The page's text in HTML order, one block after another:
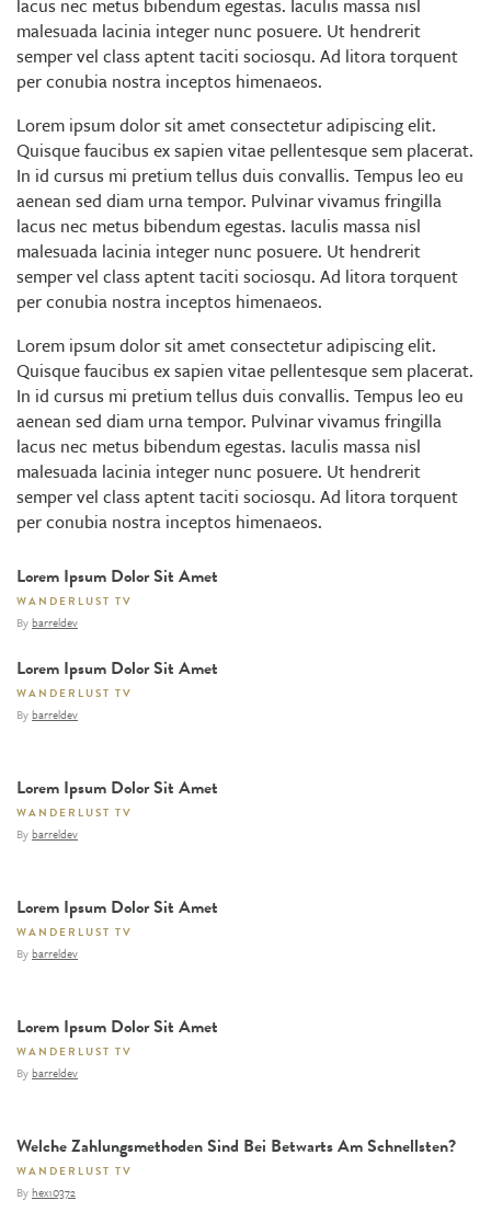
lacus nec metus bibendum egestas. Iaculis massa nisl
malesuada lacinia integer nunc posuere. Ut hendrerit
semper vel class aptent taciti sociosqu. Ad litora torquent
per conubia nostra inceptos himenaeos.
Lorem ipsum dolor sit amet consectetur adipiscing elit.
Quisque faucibus ex sapien vitae pellentesque sem placerat.
In id cursus mi pretium tellus duis convallis. Tempus leo eu
aenean sed diam urna tempor. Pulvinar vivamus fringilla
lacus nec metus bibendum egestas. Iaculis massa nisl
malesuada lacinia integer nunc posuere. Ut hendrerit
semper vel class aptent taciti sociosqu. Ad litora torquent
per conubia nostra inceptos himenaeos.
Lorem ipsum dolor sit amet consectetur adipiscing elit.
Quisque faucibus ex sapien vitae pellentesque sem placerat.
In id cursus mi pretium tellus duis convallis. Tempus leo eu
aenean sed diam urna tempor. Pulvinar vivamus fringilla
lacus nec metus bibendum egestas. Iaculis massa nisl
malesuada lacinia integer nunc posuere. Ut hendrerit
semper vel class aptent taciti sociosqu. Ad litora torquent
per conubia nostra inceptos himenaeos.
Lorem Ipsum Dolor Sit Amet
WANDERLUST TV
Bybarreldev
Lorem Ipsum Dolor Sit Amet
WANDERLUST TV
Bybarreldev
Lorem Ipsum Dolor Sit Amet
WANDERLUST TV
Bybarreldev
Lorem Ipsum Dolor Sit Amet
WANDERLUST TV
Bybarreldev
Lorem Ipsum Dolor Sit Amet
WANDERLUST TV
Bybarreldev
Welche Zahlungsmethoden Sind Bei Betwarts Am Schnellsten?
WANDERLUST TV
Byhex10372